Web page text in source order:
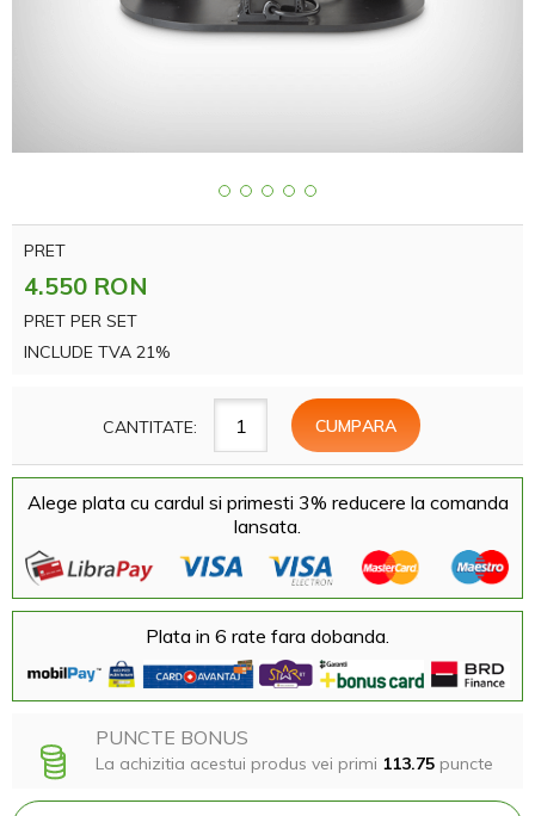
PRET
4.550 RON
PRET PER SET
INCLUDE TVA 21%
CANTITATE:
Alege plata cu cardul si primesti 3% reducere la comanda
lansata.
Plata in 6 rate fara dobanda.
PUNCTE BONUS
La achizitia acestui produs vei primi 113.75 puncte